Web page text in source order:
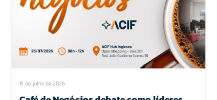
15 de julho de 2026